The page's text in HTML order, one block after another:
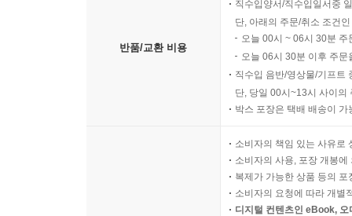
반품/교환 비용
직수입양서/직수입일서중
단, 아래의 주문/취소 조건
오늘 00시 ~ 06시 30분
오늘 06시 30분 이후 주
직수입 음반/영상물/기프트
단, 당일 00시~13시 사이의
박스 포장은 택배 배송이
소비자의 책임 있는 사유로
소비자의 사용, 포장 개봉
복제가 가능한 상품 등의
소비자의 요청에 따라 개별
디지털 컨텐츠인 eBook,